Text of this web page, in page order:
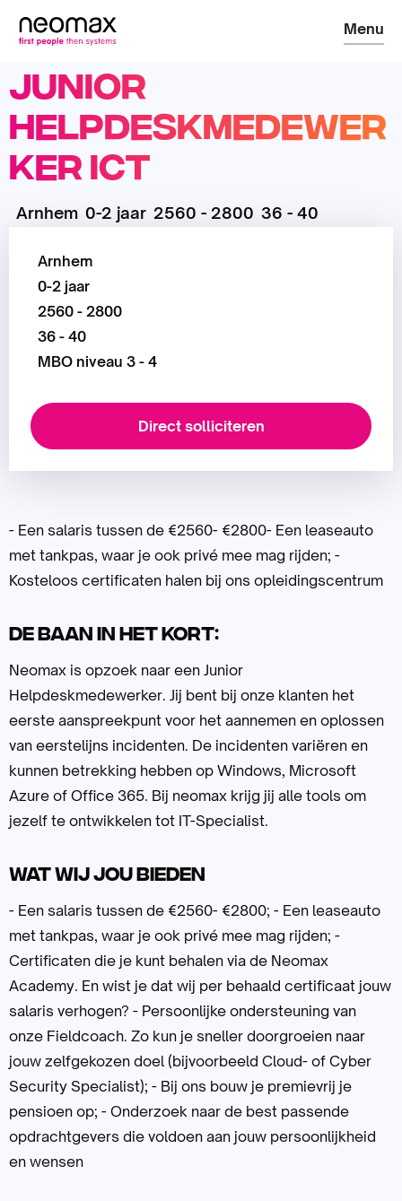
Menu
Junior
Helpdeskmedewer
ker ICT
Arnhem 0-2 jaar 2560 - 2800 36 - 40
Arnhem
0-2 jaar
2560 - 2800
36 - 40
MBO niveau 3 - 4
Direct solliciteren
- Een salaris tussen de €2560- €2800- Een leaseauto
met tankpas, waar je ook privé mee mag rijden; -
Kosteloos certificaten halen bij ons opleidingscentrum
De baan in het kort:
Neomax is opzoek naar een Junior
Helpdeskmedewerker. Jij bent bij onze klanten het
eerste aanspreekpunt voor het aannemen en oplossen
van eerstelijns incidenten. De incidenten variëren en
kunnen betrekking hebben op Windows, Microsoft
Azure of Office 365. Bij neomax krijg jij alle tools om
jezelf te ontwikkelen tot IT-Specialist.
Wat wij jou bieden
- Een salaris tussen de €2560- €2800; - Een leaseauto
met tankpas, waar je ook privé mee mag rijden; -
Certificaten die je kunt behalen via de Neomax
Academy. En wist je dat wij per behaald certificaat jouw
salaris verhogen? - Persoonlijke ondersteuning van
onze Fieldcoach. Zo kun je sneller doorgroeien naar
jouw zelfgekozen doel (bijvoorbeeld Cloud- of Cyber
Security Specialist); - Bij ons bouw je premievrij je
pensioen op; - Onderzoek naar de best passende
opdrachtgevers die voldoen aan jouw persoonlijkheid
en wensen